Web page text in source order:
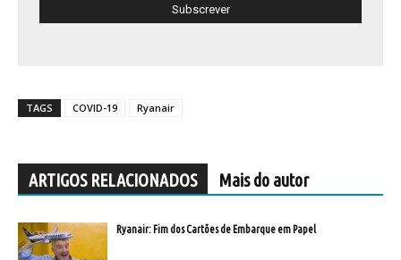
TAGS COVID-19 Ryanair
ARTIGOS RELACIONADOS Mais do autor
Ryanair: Fim dos Cartões de Embarque em Papel